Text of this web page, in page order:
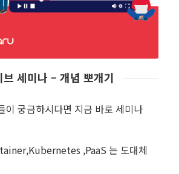
세미나 – 개념 뽀개기
이 궁금하시다면 지금 바로 세미나
,PaaS 는 도대체